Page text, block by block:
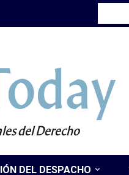
del Derecho
DEL DESPACHO